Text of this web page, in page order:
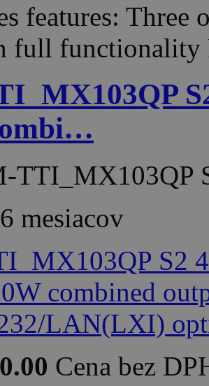
features: Three
full
TTI_MX103QP
mesiacov
Cena bez